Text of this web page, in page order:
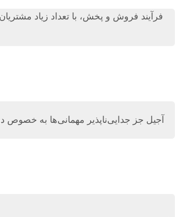
فرآیند فروش و پخش، با تعداد زیاد
آجیل جز جدایی‌ناپذیر مهمانی‌ها به‌ خصوص